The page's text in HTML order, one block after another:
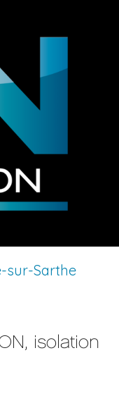
sur-Sarthe
isolation